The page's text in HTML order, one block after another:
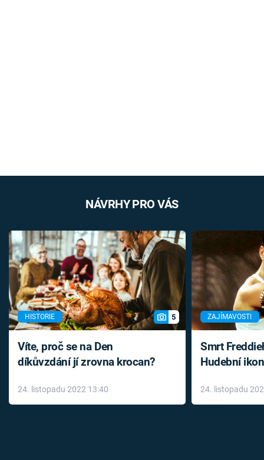
NÁVRHY PRO VÁS
HISTORIE 5
Víte, proč se na Den
díkůvzdání jí zrovna krocan?
24. listopadu 2022 13:40
ZAJÍMAVOSTI
Smrt
Hudební
léky
24. listopadu